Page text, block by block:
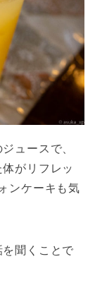
ュースで、
がリフレッ
ンケーキも気
聞くことで